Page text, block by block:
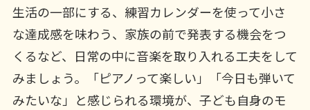
生活の一部にする、練習カレンダーを使って小さ
な達成感を味わう、家族の前で発表する機会をつ
くるなど、日常の中に音楽を取り入れる工夫をして
みましょう。「ピアノって楽しい」「今日も弾いて
みたいな」と感じられる環境が、子ども自身のモ